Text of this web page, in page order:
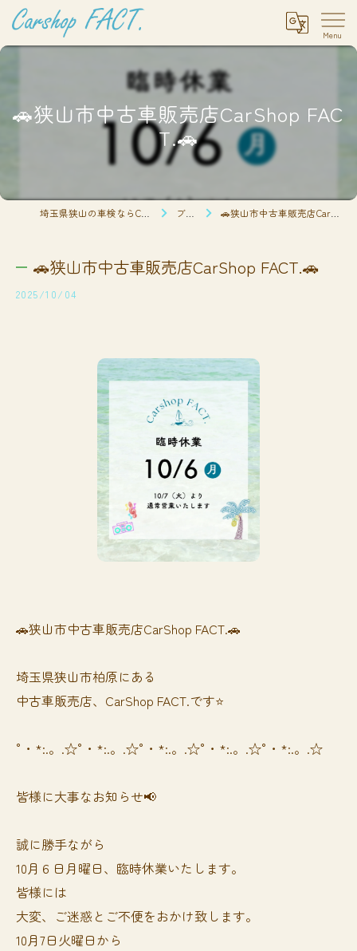
🚗狭山市中古車販売店CarShop FAC
T.🚗
ブログ 🚗狭山市中古車販売店CarShop FACT.🚗
🚗狭山市中古車販売店CarShop FACT.🚗
2025/10/04
🚗狭山市中古車販売店CarShop FACT.🚗
埼玉県狭山市柏原にある
中古車販売店、CarShop FACT.です⭐️
°・*:.。.☆°・*:.。.☆°・*:.。.☆°・*:.。.☆°・*:.。.☆
皆様に大事なお知らせ📢
誠に勝手ながら
10月６日月曜日、臨時休業いたします。
皆様には
大変、ご迷惑とご不便をおかけ致します。
10月7日火曜日から